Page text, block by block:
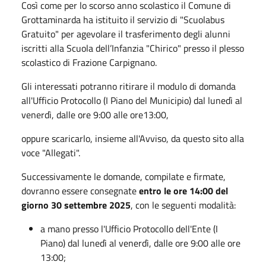
Così come per lo scorso anno scolastico il Comune di
Grottaminarda ha istituito il servizio di "Scuolabus
Gratuito" per agevolare il trasferimento degli alunni
iscritti alla Scuola dell’Infanzia "Chirico" presso il plesso
scolastico di Frazione Carpignano.
Gli interessati potranno ritirare il modulo di domanda
all'Ufficio Protocollo (I Piano del Municipio) dal lunedì al
venerdì, dalle ore 9:00 alle ore13:00,
oppure scaricarlo, insieme all'Avviso, da questo sito alla
voce "Allegati".
Successivamente le domande, compilate e firmate,
dovranno essere consegnateentro le ore 14:00 del
giorno 30 settembre 2025, con le seguenti modalità:
a mano presso l'Ufficio Protocollo dell'Ente (I
Piano) dal lunedì al venerdì, dalle ore 9:00 alle ore
13:00;